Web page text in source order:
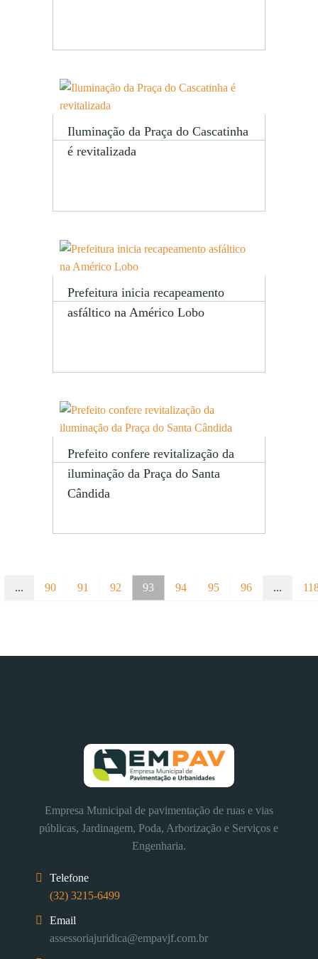
Iluminação da Praça do Cascatinha
é revitalizada
Prefeitura inicia recapeamento
asfáltico na Américo Lobo
Prefeito confere revitalização da
iluminação da Praça do Santa
Cândida
... 90 91 92 93 94 95 96 ...
Empresa Municipal de pavimentação de ruas e vias
públicas, Jardinagem, Poda, Arborização e Serviços e
Engenharia.
Telefone
(32) 3215-6499
Email
assessoriajuridica@empavjf.com.br